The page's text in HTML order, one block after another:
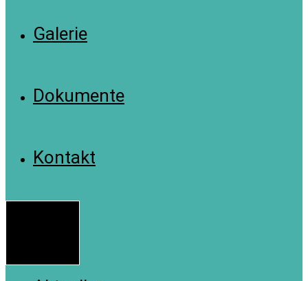
Galerie
Dokumente
Kontakt